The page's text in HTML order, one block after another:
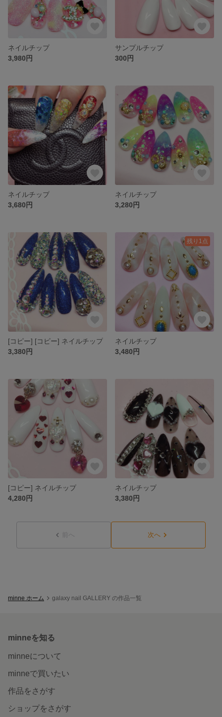
ネイルチップ
3,980円
サンプルチップ
300円
ネイルチップ
3,680円
ネイルチップ
3,280円
[コピー] [コピー] ネイルチップ
3,380円
残り1点
ネイルチップ
3,480円
[コピー] ネイルチップ
4,280円
ネイルチップ
3,380円
前へ 次へ
minne ホーム galaxy nail GALLERY の作品一覧
minneを知る
minneについて
minneで買いたい
作品をさがす
ショップをさがす